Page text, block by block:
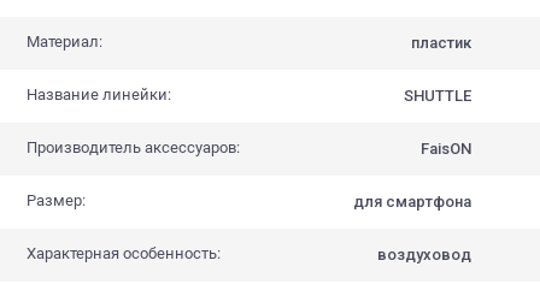
Материал: пластик
Название линейки: SHUTTLE
Производитель аксессуаров: FaisON
Размер: для смартфона
Характерная особенность: воздуховод